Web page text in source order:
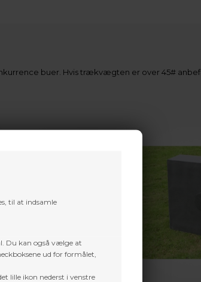
til at indsamle
Du kan også vælge at
ud for formålet,
lille ikon nederst i venstre
buer. Hvis trækvægten er over 45#